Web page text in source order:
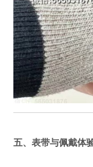
五、表带与佩戴体